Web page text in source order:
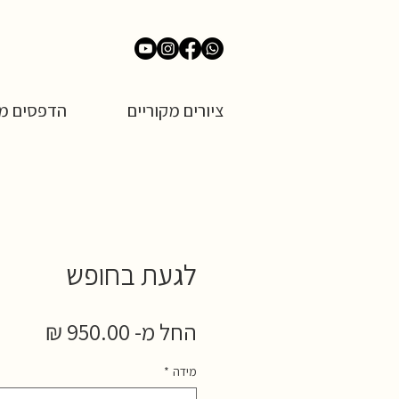
ציורים מקוריים הדפסים
לגעת בחופש
החל מ- 950.00 ₪
מידה *